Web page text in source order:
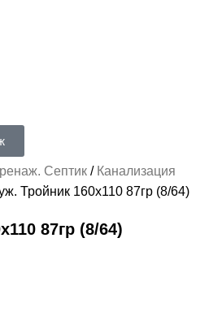
Септик
Канализация
Тройник 160х110 87гр (8/64)
87гр (8/64)